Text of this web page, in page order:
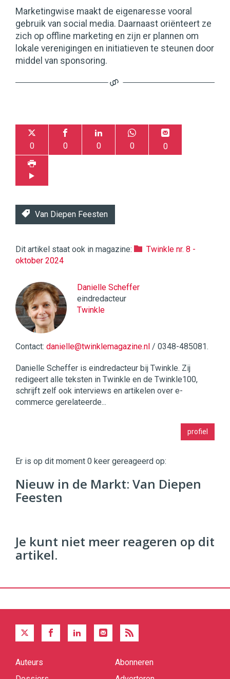
Marketingwise maakt de eigenaresse vooral
gebruik van social media. Daarnaast oriënteert ze
zich op offline marketing en zijn er plannen om
lokale verenigingen en initiatieven te steunen door
middel van sponsoring.
0 0 0 0 0
Van Diepen Feesten
Dit artikel staat ook in magazine:
Twinkle nr. 8 -
oktober 2024
Danielle Scheffer
eindredacteur
Twinkle
Contact: danielle@twinklemagazine.nl / 0348-485081.
Danielle Scheffer is eindredacteur bij Twinkle. Zij
redigeert alle teksten in Twinkle en de Twinkle100,
schrijft zelf ook interviews en artikelen over e-
commerce gerelateerde...
profiel
Commerce https://twinklemagazine.nl
96 54
Er is op dit moment 0 keer gereageerd op:
Nieuw in de Markt: Van Diepen
Feesten
Je kunt niet meer reageren op dit
artikel.
Quick
Auteurs
Abonneren